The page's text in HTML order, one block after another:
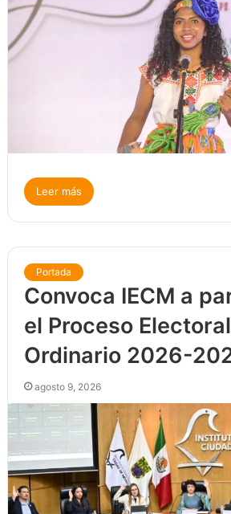
Leer más
Portada
Convoca IECM a
el Proceso
Ordinario 2026-
agosto 9, 2026